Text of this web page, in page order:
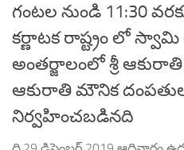
గంటల నుండి 11:30
కర్ణాటక రాష్ట్రం లో
అంతర్జాలంలో శ్రీ
ఆకురాతి మౌనిక
నిర్వహించబడినది